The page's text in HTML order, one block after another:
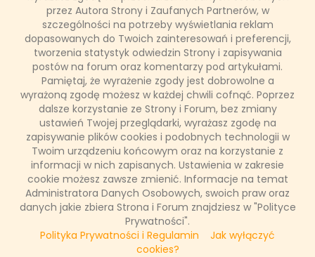
przez Autora Strony i Zaufanych Partnerów, w
szczególności na potrzeby wyświetlania reklam
dopasowanych do Twoich zainteresowań i preferencji,
tworzenia statystyk odwiedzin Strony i zapisywania
postów na forum oraz komentarzy pod artykułami.
Pamiętaj, że wyrażenie zgody jest dobrowolne a
wyrażoną zgodę możesz w każdej chwili cofnąć. Poprzez
dalsze korzystanie ze Strony i Forum, bez zmiany
ustawień Twojej przeglądarki, wyrażasz zgodę na
zapisywanie plików cookies i podobnych technologii w
Twoim urządzeniu końcowym oraz na korzystanie z
informacji w nich zapisanych. Ustawienia w zakresie
cookie możesz zawsze zmienić. Informacje na temat
Administratora Danych Osobowych, swoich praw oraz
danych jakie zbiera Strona i Forum znajdziesz w "Polityce
Prywatności".
Polityka Prywatności i Regulamin
Jak wyłączyć
cookies?
Wczoraj wieczorem TVN wyemitowała krótką zapowiedź
nowego odcinka "Milionerów", z której wynikało, że wreszcie -
po 8 latach - ponownie padnie główna wygrana! Poprzednio
milion złotych wygrał Krzysztof Wójcik i było to 28 marca 2010
roku. Teraz TVN nie zdradza kiedy wyemitowany zostanie
historyczny odcinek.
Łukasz Ropczyński
14 marca 2018, 14:17
(1 komentarz)
CZYTAJ WIĘCEJ